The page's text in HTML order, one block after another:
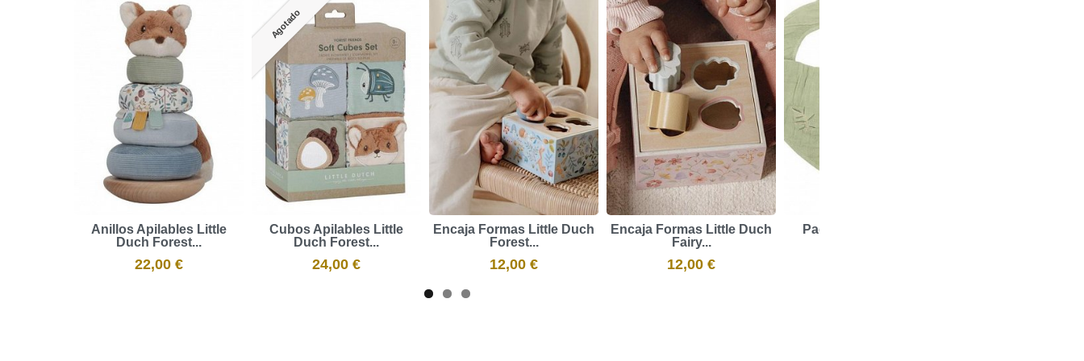
Anillos Apilables Little
Duch Forest...
22,00 €
Agotado
Cubos Apilables Little
Duch Forest...
24,00 €
Encaja Formas Little Duch
Forest...
12,00 €
Encaja Formas Little Duch
Fairy...
12,00 €
Pac 2 Bandanas Little